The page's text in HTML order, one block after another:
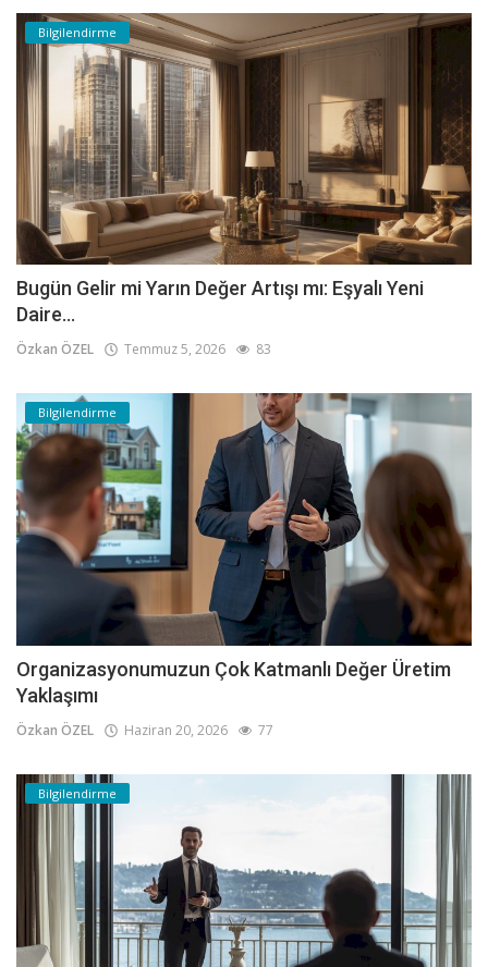
Bilgilendirme
Bugün Gelir mi Yarın Değer Artışı mı: Eşyalı Yeni
Daire...
Özkan ÖZEL Temmuz 5, 2026 83
Bilgilendirme
Organizasyonumuzun Çok Katmanlı Değer Üretim
Yaklaşımı
Özkan ÖZEL Haziran 20, 2026 77
Bilgilendirme